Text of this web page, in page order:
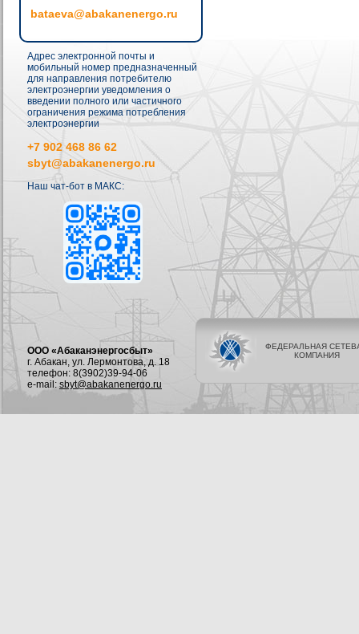
bataeva@abakanenergo.ru
Адрес электронной почты и
мобильный номер предназначенный
для направления потребителю
электроэнергии уведомления о
введении полного или частичного
ограничения режима потребления
электроэнергии
+7 902 468 86 62
sbyt@abakanenergo.ru
Наш чат-бот в МАКС:
ООО «Абаканэнергосбыт»
г. Абакан, ул. Лермонтова, д. 18
телефон: 8(3902)39-94-06
e-mail: sbyt@abakanenergo.ru
ФЕДЕРАЛЬНАЯ
КОМПАНИЯ